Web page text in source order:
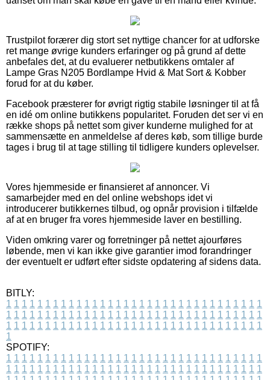
Trustpilot forærer dig stort set nyttige chancer for at udforske
ret mange øvrige kunders erfaringer og på grund af dette
anbefales det, at du evaluerer netbutikkens omtaler af
Lampe Gras N205 Bordlampe Hvid & Mat Sort & Kobber
forud for at du køber.
Facebook præsterer for øvrigt rigtig stabile løsninger til at få
en idé om online butikkens popularitet. Foruden det ser vi en
række shops på nettet som giver kunderne mulighed for at
sammensætte en anmeldelse af deres køb, som tillige burde
tages i brug til at tage stilling til tidligere kunders oplevelser.
Vores hjemmeside er finansieret af annoncer. Vi
samarbejder med en del online webshops idet vi
introducerer butikkernes tilbud, og opnår provision i tilfælde
af at en bruger fra vores hjemmeside laver en bestilling.
Viden omkring varer og forretninger på nettet ajourføres
løbende, men vi kan ikke give garantier imod forandringer
der eventuelt er udført efter sidste opdatering af sidens data.
BITLY:
1 1 1 1 1 1 1 1 1 1 1 1 1 1 1 1 1 1 1 1 1 1 1 1 1 1 1 1 1 1 1 1 1
1 1 1 1 1 1 1 1 1 1 1 1 1 1 1 1 1 1 1 1 1 1 1 1 1 1 1 1 1 1 1 1 1
1 1 1 1 1 1 1 1 1 1 1 1 1 1 1 1 1 1 1 1 1 1 1 1 1 1 1 1 1 1 1 1 1
1
SPOTIFY:
1 1 1 1 1 1 1 1 1 1 1 1 1 1 1 1 1 1 1 1 1 1 1 1 1 1 1 1 1 1 1 1 1
1 1 1 1 1 1 1 1 1 1 1 1 1 1 1 1 1 1 1 1 1 1 1 1 1 1 1 1 1 1 1 1 1